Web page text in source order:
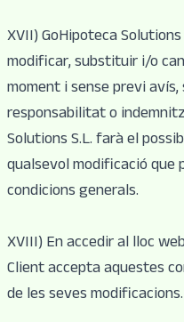
XVII) GoHipoteca
modificar, substituir i/o
moment i sense previ
responsabilitat o
Solutions S.L. farà el
qualsevol modificació que
condicions generals.
XVIII) En accedir al lloc
Client accepta aquestes
de les seves modificacions.